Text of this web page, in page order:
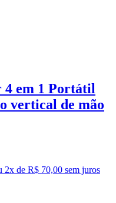
4 em 1 Portátil
vertical de mão
2x de R$ 70,00 sem juros